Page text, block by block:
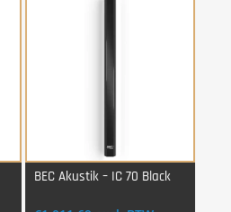
BEC Akustik – IC 70 Black